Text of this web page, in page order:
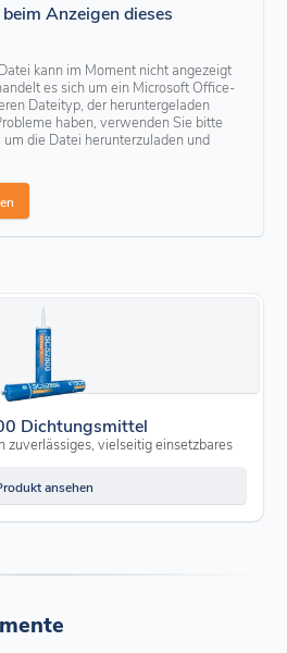
Anzeigen dieses
kann im Moment nicht angezeigt
es sich um ein Microsoft Office-
Dateityp, der heruntergeladen
haben, verwenden Sie bitte
die Datei herunterzuladen und
Dichtungsmittel
zuverlässiges, vielseitig einsetzbares
ansehen